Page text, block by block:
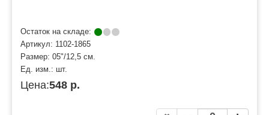
Остаток на складе:
Артикул: 1102-1865
Размер: 05"/12,5 см.
Ед. изм.: шт.
Цена:548 р.